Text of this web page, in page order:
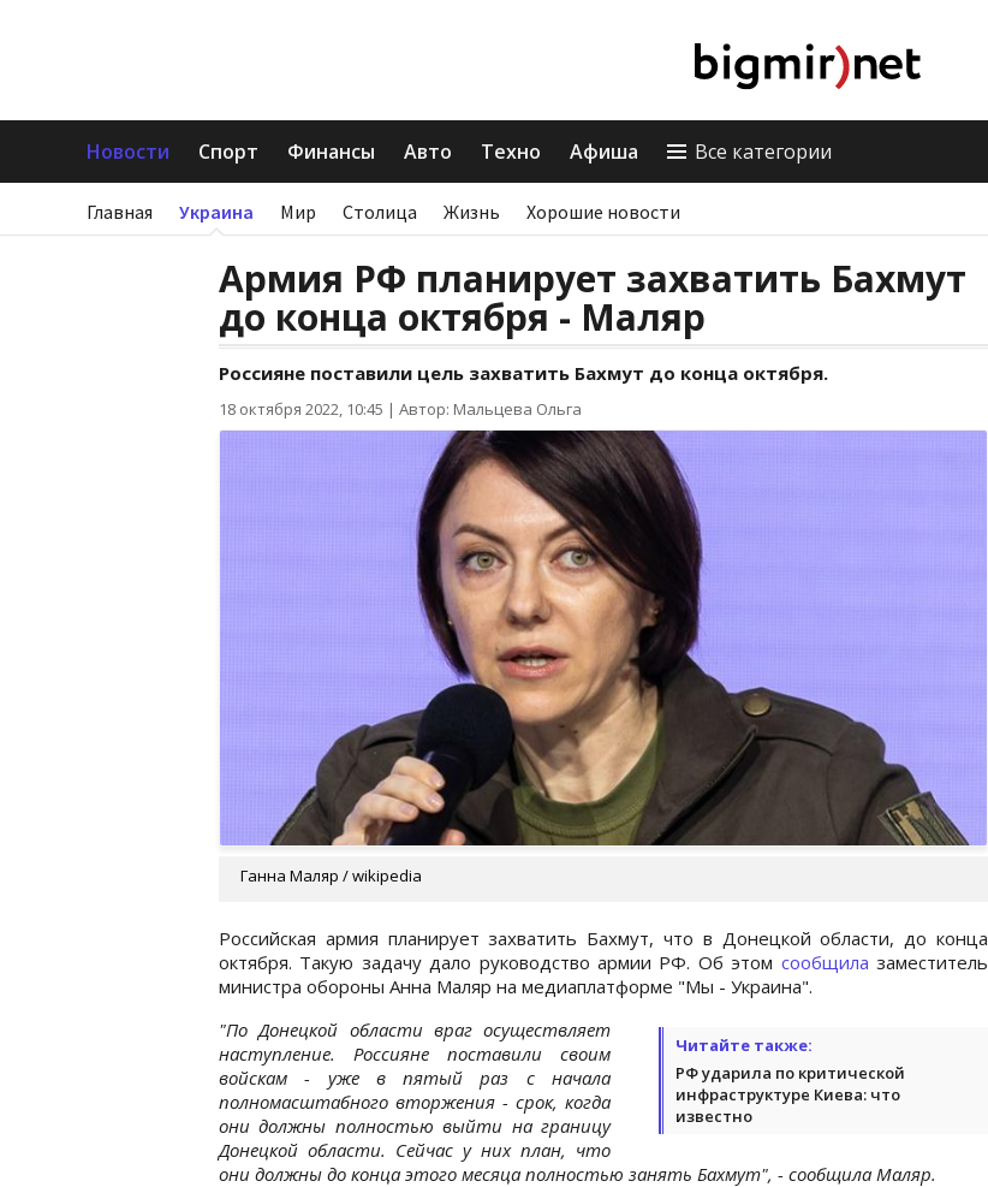
Новости Спорт Финансы Авто Техно Афиша Все категории
Главная Украина Мир Столица Жизнь Хорошие новости
Армия РФ планирует захватить Бахмут
до конца октября - Маляр
Россияне поставили цель захватить Бахмут до конца октября.
18 октября 2022, 10:45 | Автор: Мальцева Ольга
Ганна Маляр / wikipedia
Российская армия планирует захватить Бахмут, что в Донецкой области, до конца
октября. Такую задачу дало руководство армии РФ. Об этом сообщила заместитель
министра обороны Анна Маляр на медиаплатформе "Мы - Украина".
Читайте также:
РФ ударила по критической
инфраструктуре Киева: что
известно
"По Донецкой области враг осуществляет
наступление. Россияне поставили своим
войскам - уже в пятый раз с начала
полномасштабного вторжения - срок, когда
они должны полностью выйти на границу
Донецкой области. Сейчас у них план, что
они должны до конца этого месяца полностью занять Бахмут", - сообщила Маляр.